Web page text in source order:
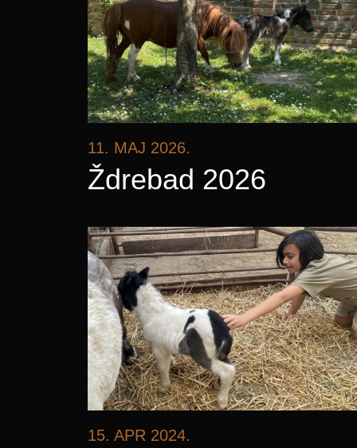
11. MAJ 2026.
Ždrebad 2026
15. APR 2024.